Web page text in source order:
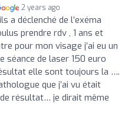
2 years ago
a déclenché de l’exéma
prendre rdv , 1 ans et
pour mon visage j’ai eu un
séance de laser 150 euro
elle sont toujours la ….
que j’ai vu était
résultat… je dirait même